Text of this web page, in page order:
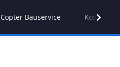
Copter Bauservice